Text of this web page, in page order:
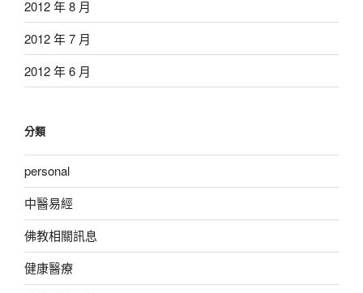
2012 年 8 月
2012 年 7 月
2012 年 6 月
分類
personal
中醫易經
佛教相關訊息
健康醫療